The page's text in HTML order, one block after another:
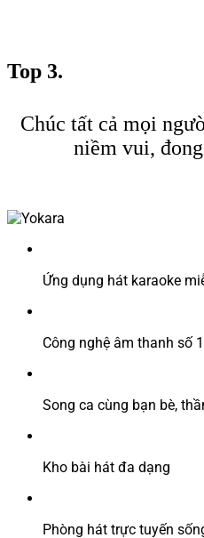
Top 3.
Chúc tất cả mọi
niềm vui,
Ứng dụng hát karaoke
Công nghệ âm thanh số 1
Song ca cùng bạn bè,
Kho bài hát đa dạng
Phòng hát trực tuyến